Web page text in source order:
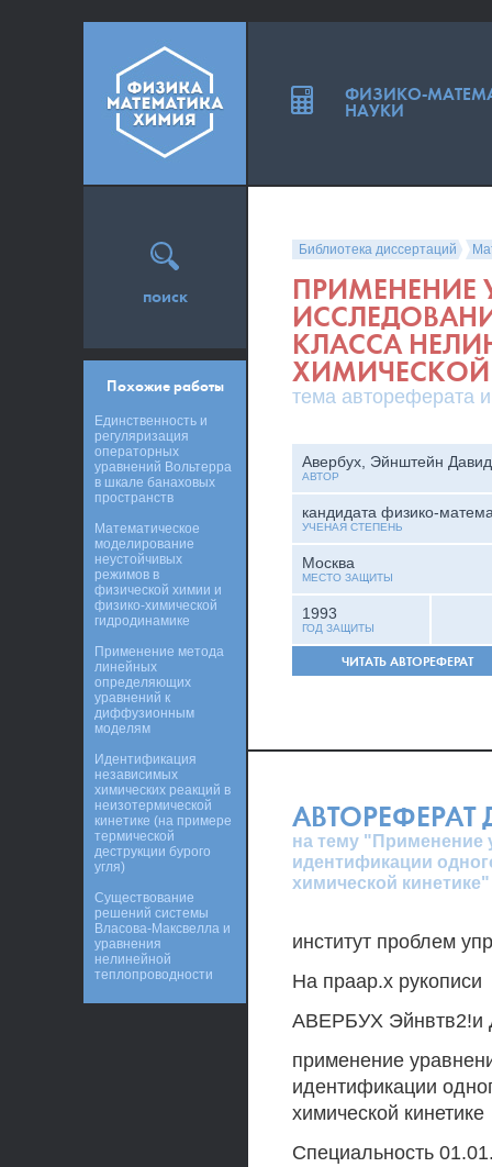
Библиотека диссертаций
КЛАССА
ХИМИЧЕСКОЙ
тема автореферата
Авербух, Эйнштейн
АВТОР
кандидата физико-
УЧЕНАЯ СТЕПЕНЬ
Москва
МЕСТО ЗАЩИТЫ
1993
ГОД ЗАЩИТЫ
ЧИТАТЬ АВТОРЕФЕРАТ
АВТОРЕФЕРАТ
на тему "Применение
идентификации
химической кинетике"
институт проблем
На праар.х рукописи
АВЕРБУХ Эйнвтв2!и
применение
идентификации
химической кинетике
Специальность
поиск
Похожие работы
Единственность и
регуляризация
операторных
уравнений Вольтерра
в шкале банаховых
пространств
Математическое
моделирование
неустойчивых
режимов в
физической химии и
физико-химической
гидродинамике
Применение метода
линейных
определяющих
уравнений к
диффузионным
моделям
Идентификация
независимых
химических реакций в
неизотермической
кинетике (на примере
термической
деструкции бурого
угля)
Существование
решений системы
Власова-Максвелла и
уравнения
нелинейной
теплопроводности
ФИЗИКО-
НАУКИ